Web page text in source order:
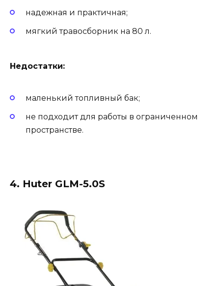
надежная и практичная;
мягкий травосборник на 80 л.
Недостатки:
маленький топливный бак;
не подходит для работы в ограниченном
пространстве.
4. Huter GLM-5.0S